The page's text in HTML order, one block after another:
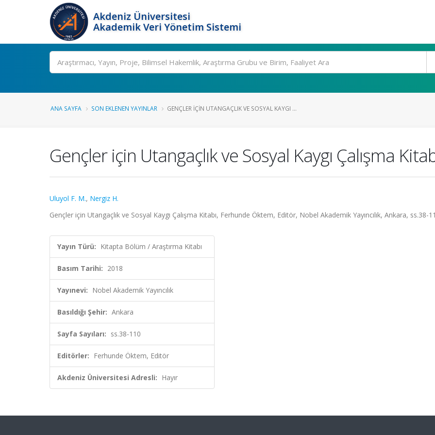
Akdeniz Üniversitesi
Akademik Veri Yönetim Sistemi
Ara
ANA SAYFA SON EKLENEN YAYINLAR GENÇLER IÇIN UTANGAÇLIK VE SOSYAL KAYGI ...
Gençler için Utangaçlık ve Sosyal Kaygı Çalışma
Uluyol F. M., Nergiz H.
Gençler için Utangaçlık ve Sosyal Kaygı Çalışma Kitabı, Ferhunde Öktem, Editör, Nobel Akademik Yayıncılık, Ankara, ss.38-
Yayın Türü: Kitapta Bölüm / Araştırma Kitabı
Basım Tarihi: 2018
Yayınevi: Nobel Akademik Yayıncılık
Basıldığı Şehir: Ankara
Sayfa Sayıları: ss.38-110
Editörler: Ferhunde Öktem, Editör
Akdeniz Üniversitesi Adresli: Hayır